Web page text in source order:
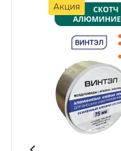
Акция